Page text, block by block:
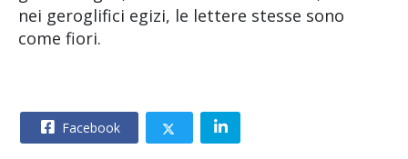
nei geroglifici egizi, le lettere stesse sono
come fiori.
Facebook